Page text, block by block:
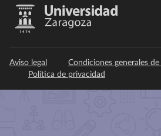
Aviso legal
Condiciones generales
Política de privacidad